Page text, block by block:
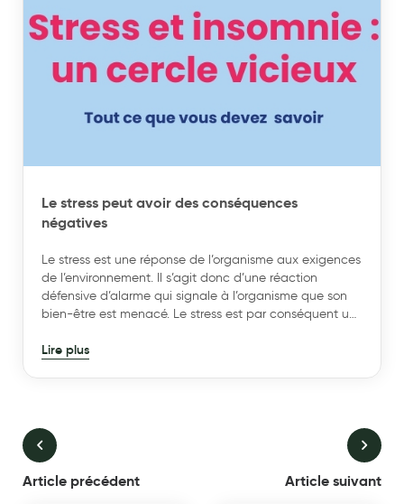
Article précédent Article suivant
vous permettre d’assumer votre traitement, l’exprimer, le
revendiquer et l’afficher. VENOFLEX a fait évoluer les
codes du marché en développant : INCOGNITO
ABSOLU, un transparent, KOKOON ABSOLU, un semi-
transparent féminin et doux3, des chaussettes FAST
laine… et continuera encore à proposer des solutions
Le stress peut avoir des conséquences
négatives
Le stress est une réponse de l’organisme aux exigences
de l’environnement. Il s’agit donc d’une réaction
défensive d’alarme qui signale à l’organisme que son
bien-être est menacé. Le stress est par conséquent un
adapter à certaines situations et exigences de la vie
Lire plus